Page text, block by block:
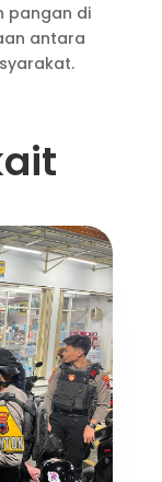
pangan di
antara